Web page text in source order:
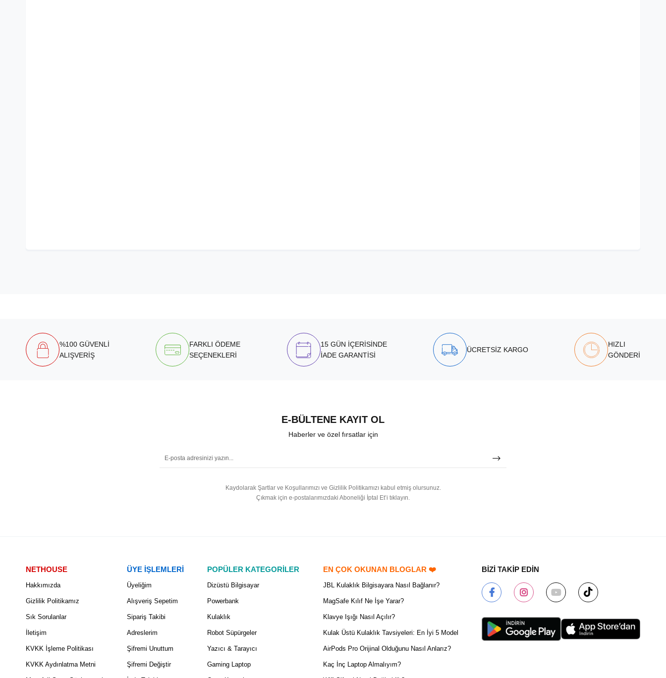
%100 GÜVENLİ
ALIŞVERİŞ
FARKLI ÖDEME
SEÇENEKLERİ
15 GÜN İÇERİSİNDE
İADE GARANTİSİ
ÜCRETSİZ KARGO
HIZLI
GÖNDERİ
E-BÜLTENE KAYIT OL
Haberler ve özel fırsatlar için
Kaydolarak Şartlar ve Koşullarımızı ve Gizlilik Politikamızı kabul etmiş olursunuz.
Çıkmak için e-postalarımızdaki Aboneliği İptal Et’i tıklayın.
NETHOUSE
Hakkımızda
Gizlilik Politikamız
Sık Sorulanlar
İletişim
KVKK İşleme Politikası
KVKK Aydınlatma Metni
ÜYE İŞLEMLERİ
Üyeliğim
Alışveriş Sepetim
Sipariş Takibi
Adreslerim
Şifremi Unuttum
Şifremi Değiştir
POPÜLER KATEGORİLER
Dizüstü Bilgisayar
Powerbank
Kulaklık
Robot Süpürgeler
Yazıcı & Tarayıcı
Gaming Laptop
EN ÇOK OKUNAN BLOGLAR ❤️
JBL Kulaklık Bilgisayara Nasıl Bağlanır?
MagSafe Kılıf Ne İşe Yarar?
Klavye Işığı Nasıl Açılır?
Kulak Üstü Kulaklık Tavsiyeleri: En İyi 5 Model
AirPods Pro Orijinal Olduğunu Nasıl Anlarız?
Kaç İnç Laptop Almalıyım?
BİZİ TAKİP EDİN